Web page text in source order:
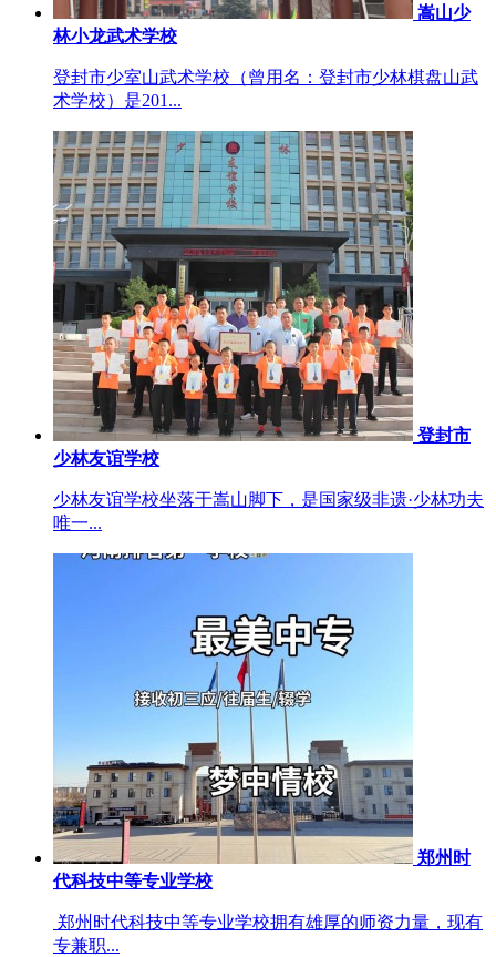
嵩山少
林小龙武术学校
登封市少室山武术学校（曾用名：登封市少林棋盘山武
术学校）是201...
登封市
少林友谊学校
少林友谊学校坐落于嵩山脚下，是国家级非遗·少林功夫
唯一...
郑州时
代科技中等专业学校
郑州时代科技中等专业学校拥有雄厚的师资力量，现有
专兼职...